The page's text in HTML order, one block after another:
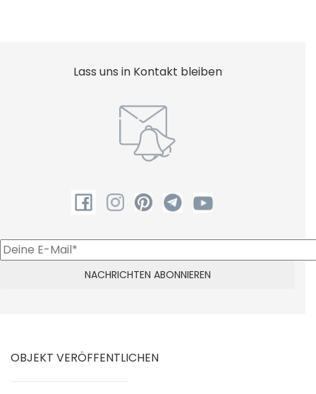
Lass uns in Kontakt bleiben
OBJEKT VERÖFFENTLICHEN